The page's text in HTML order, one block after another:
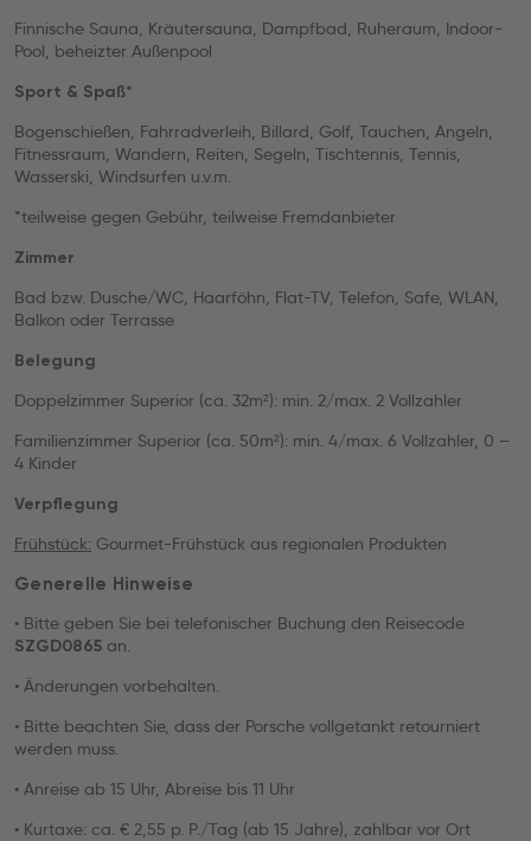
Finnische Sauna, Kräutersauna, Dampfbad, Ruheraum, Indoor-
Pool, beheizter Außenpool
Sport & Spaß*
Bogenschießen, Fahrradverleih, Billard, Golf, Tauchen, Angeln,
Fitnessraum, Wandern, Reiten, Segeln, Tischtennis, Tennis,
Wasserski, Windsurfen u.v.m.
*teilweise gegen Gebühr, teilweise Fremdanbieter
Zimmer
Bad bzw. Dusche/WC, Haarföhn, Flat-TV, Telefon, Safe, WLAN,
Balkon oder Terrasse
Belegung
Doppelzimmer Superior (ca. 32m²): min. 2/max. 2 Vollzahler
Familienzimmer Superior (ca. 50m²): min. 4/max. 6 Vollzahler, 0 –
4 Kinder
Verpflegung
Frühstück: Gourmet-Frühstück aus regionalen Produkten
Generelle Hinweise
• Bitte geben Sie bei telefonischer Buchung den Reisecode
SZGD0865 an.
• Änderungen vorbehalten.
• Bitte beachten Sie, dass der Porsche vollgetankt retourniert
werden muss.
• Anreise ab 15 Uhr, Abreise bis 11 Uhr
• Kurtaxe: ca. € 2,55 p. P./Tag (ab 15 Jahre), zahlbar vor Ort